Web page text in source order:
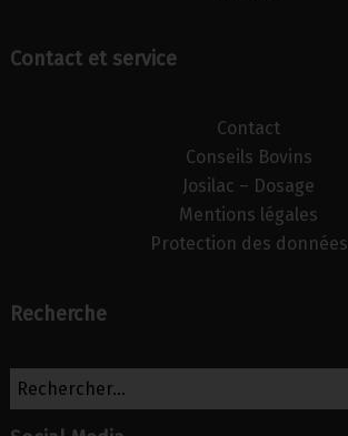
Contact et service
Contact
Conseils Bovins
Josilac – Dosage
Mentions légales
Protection des données
Recherche